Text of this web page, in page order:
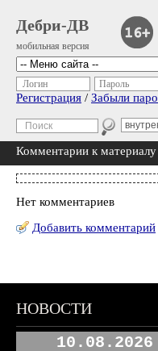
Дебри-ДВ
мобильная версия
Логин Пароль
Регистрация / Забыли
Комментарии к материалу
Нет комментариев
Добавить комментарий
НОВОСТИ
10.08.2026